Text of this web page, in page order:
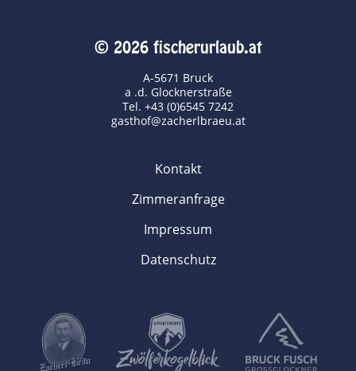
© 2026 fischerurlaub.at
A-5671 Bruck
a .d. Glocknerstraße
Tel. +43 (0)6545 7242
gasthof@zacherlbraeu.at
Kontakt
Zimmeranfrage
Impressum
Datenschutz